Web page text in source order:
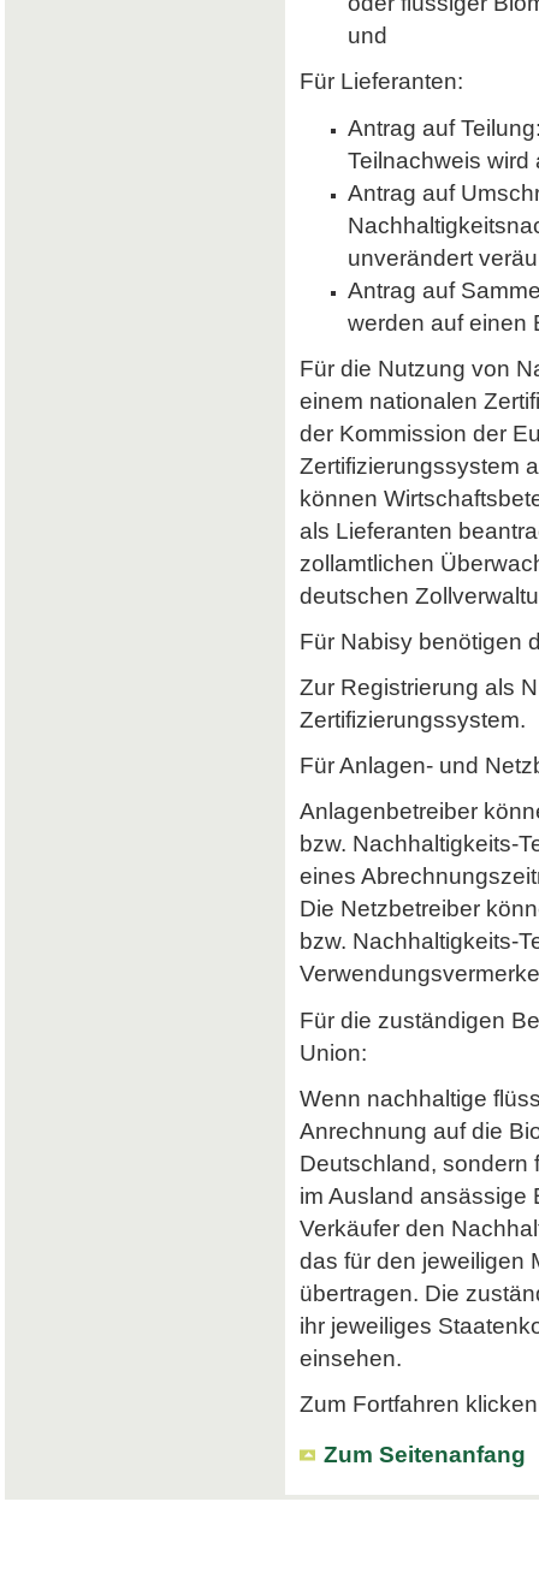
und
Für Lieferanten:
Antrag auf
Teilnachweis wird
Antrag auf
unverändert
Antrag auf
werden auf einen
Für die Nutzung von
einem nationalen
der Kommission der
Zertifizierungssystem
können
als Lieferanten
zollamtlichen
deutschen
Für Nabisy benötigen
Zur Registrierung als
Zertifizierungssystem.
Für Anlagen- und
Anlagenbetreiber
bzw. Nachhaltigkeits-
eines
Die Netzbetreiber
bzw. Nachhaltigkeits-
Für die zuständigen
Union:
Wenn nachhaltige
Anrechnung auf die
Deutschland, sondern
im Ausland ansässige
Verkäufer den
das für den jeweiligen
übertragen. Die
ihr jeweiliges
einsehen.
Zum Fortfahren
Zum Seitenanfang